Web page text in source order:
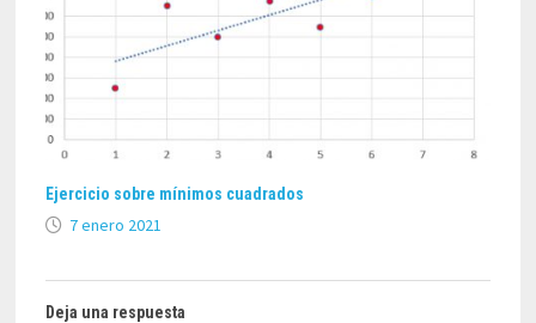
Ejercicio sobre mínimos cuadrados
7 enero 2021
Deja una respuesta